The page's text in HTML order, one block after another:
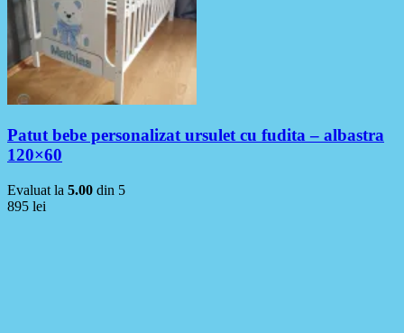
Patut bebe personalizat ursulet cu fudita – albastra
120×60
Evaluat la 5.00 din 5
895 lei